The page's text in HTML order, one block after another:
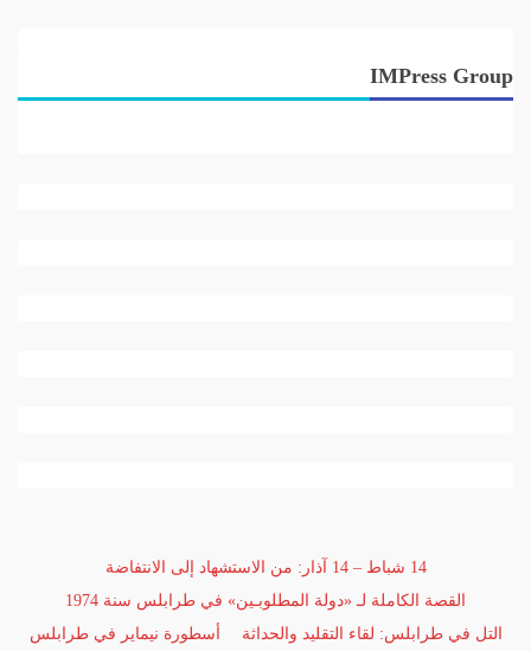
IMPress Group
14 شباط – 14 آذار: من الاستشهاد إلى الانتفاضة
القصة الكاملة لـ «دولة المطلوبـين» في طرابلس سنة 1974
التل في طرابلس: لقاء التقليد والحداثة
أسطورة نيماير في طرابلس